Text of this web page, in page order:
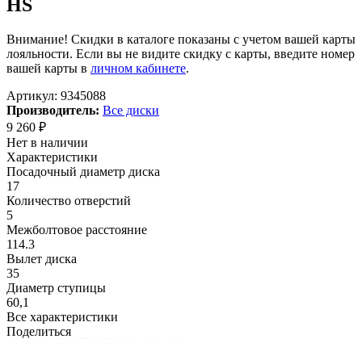
HS
Внимание! Скидки в каталоге показаны с учетом вашей карты
лояльности. Если вы не видите скидку с карты, введите номер
вашей карты в личном кабинете.
Артикул: 9345088
Производитель: Все диски
9 260 ₽
Нет в наличии
Характеристики
Посадочный диаметр диска
17
Количество отверстий
5
Межболтовое расстояние
114.3
Вылет диска
35
Диаметр ступицы
60,1
Все характеристики
Поделиться